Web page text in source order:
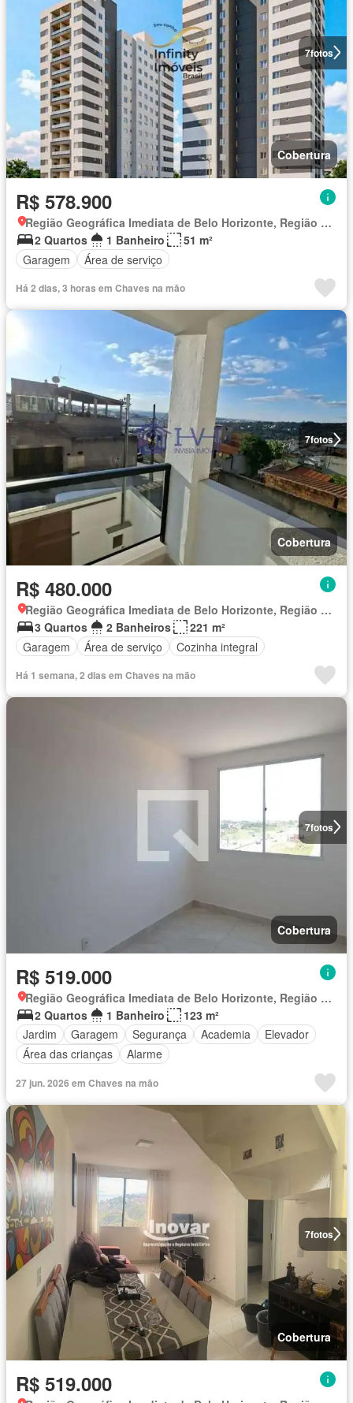
7fotos
Cobertura
R$ 578.900
Região Geográfica Imediata de Belo Horizonte, Região Metropolitana de Belo Horizonte
2 Quartos
1 Banheiro
51 m²
Garagem
Área de serviço
Há 2 dias, 3 horas em Chaves na mão
7fotos
Cobertura
R$ 480.000
Região Geográfica Imediata de Belo Horizonte, Região Metropolitana de Belo Horizonte
3 Quartos
2 Banheiros
221 m²
Garagem
Área de serviço Cozinha integral
Há 1 semana, 2 dias em Chaves na mão
7fotos
Cobertura
R$ 519.000
Região Geográfica Imediata de Belo Horizonte, Região Metropolitana de Belo Horizonte
2 Quartos
1 Banheiro
123 m²
Jardim
Garagem Segurança Academia
Elevador
Área das crianças
Alarme
27 jun. 2026 em Chaves na mão
7fotos
Cobertura
R$ 519.000